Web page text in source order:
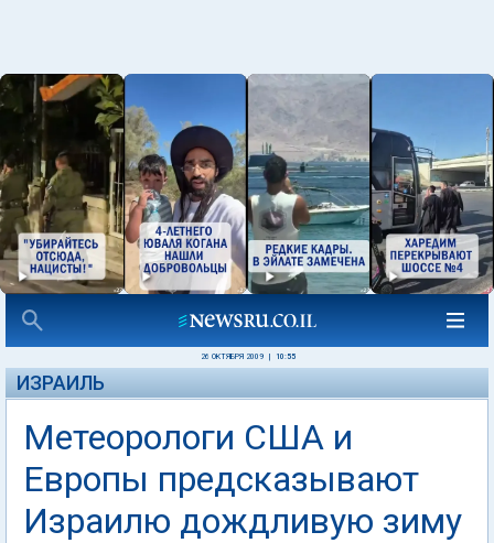
26 ОКТЯБРЯ 2009 10:55
ИЗРАИЛЬ
Метеорологи США и
Европы предсказывают
Израилю дождливую зиму